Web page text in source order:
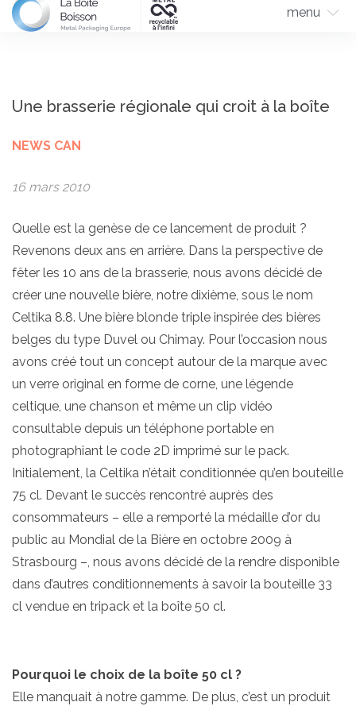
menu
Une brasserie régionale qui croit à la boîte
NEWS CAN
16 mars 2010
Quelle est la genèse de ce lancement de produit ?
Revenons deux ans en arrière. Dans la perspective de
fêter les 10 ans de la brasserie, nous avons décidé de
créer une nouvelle bière, notre dixième, sous le nom
Celtika 8.8. Une bière blonde triple inspirée des bières
belges du type Duvel ou Chimay. Pour l’occasion nous
avons créé tout un concept autour de la marque avec
un verre original en forme de corne, une légende
celtique, une chanson et même un clip vidéo
consultable depuis un téléphone portable en
photographiant le code 2D imprimé sur le pack.
Initialement, la Celtika n’était conditionnée qu’en bouteille
75 cl. Devant le succès rencontré auprès des
consommateurs – elle a remporté la médaille d’or du
public au Mondial de la Bière en octobre 2009 à
Strasbourg –, nous avons décidé de la rendre disponible
dans d’autres conditionnements à savoir la bouteille 33
cl vendue en tripack et la boîte 50 cl.
Pourquoi le choix de la boîte 50 cl ?
Elle manquait à notre gamme. De plus, c’est un produit